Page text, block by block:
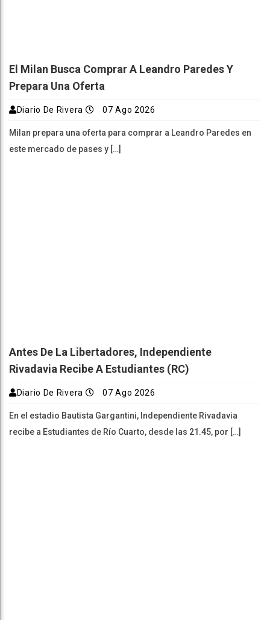
El Milan Busca Comprar A Leandro Paredes Y
Prepara Una Oferta
Diario De Rivera 07 Ago 2026
Milan prepara una oferta para comprar a Leandro Paredes en
este mercado de pases y […]
Antes De La Libertadores, Independiente
Rivadavia Recibe A Estudiantes (RC)
Diario De Rivera 07 Ago 2026
En el estadio Bautista Gargantini, Independiente Rivadavia
recibe a Estudiantes de Río Cuarto, desde las 21.45, por […]